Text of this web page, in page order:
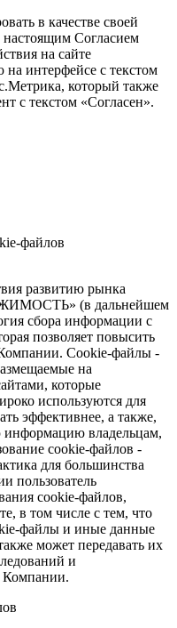
в качестве своей
Согласием
на сайте
интерфейсе с текстом
который также
с текстом «Согласен».
файлов
развитию рынка
(в дальнейшем
сбора информации с
позволяет повысить
Сookie-файлы -
на
которые
используются для
эффективнее, а также,
информацию владельцам,
cookie-файлов -
для большинства
пользователь
cookie-файлов,
в том числе с тем, что
файлы и иные данные
может передавать их
и
Компании.